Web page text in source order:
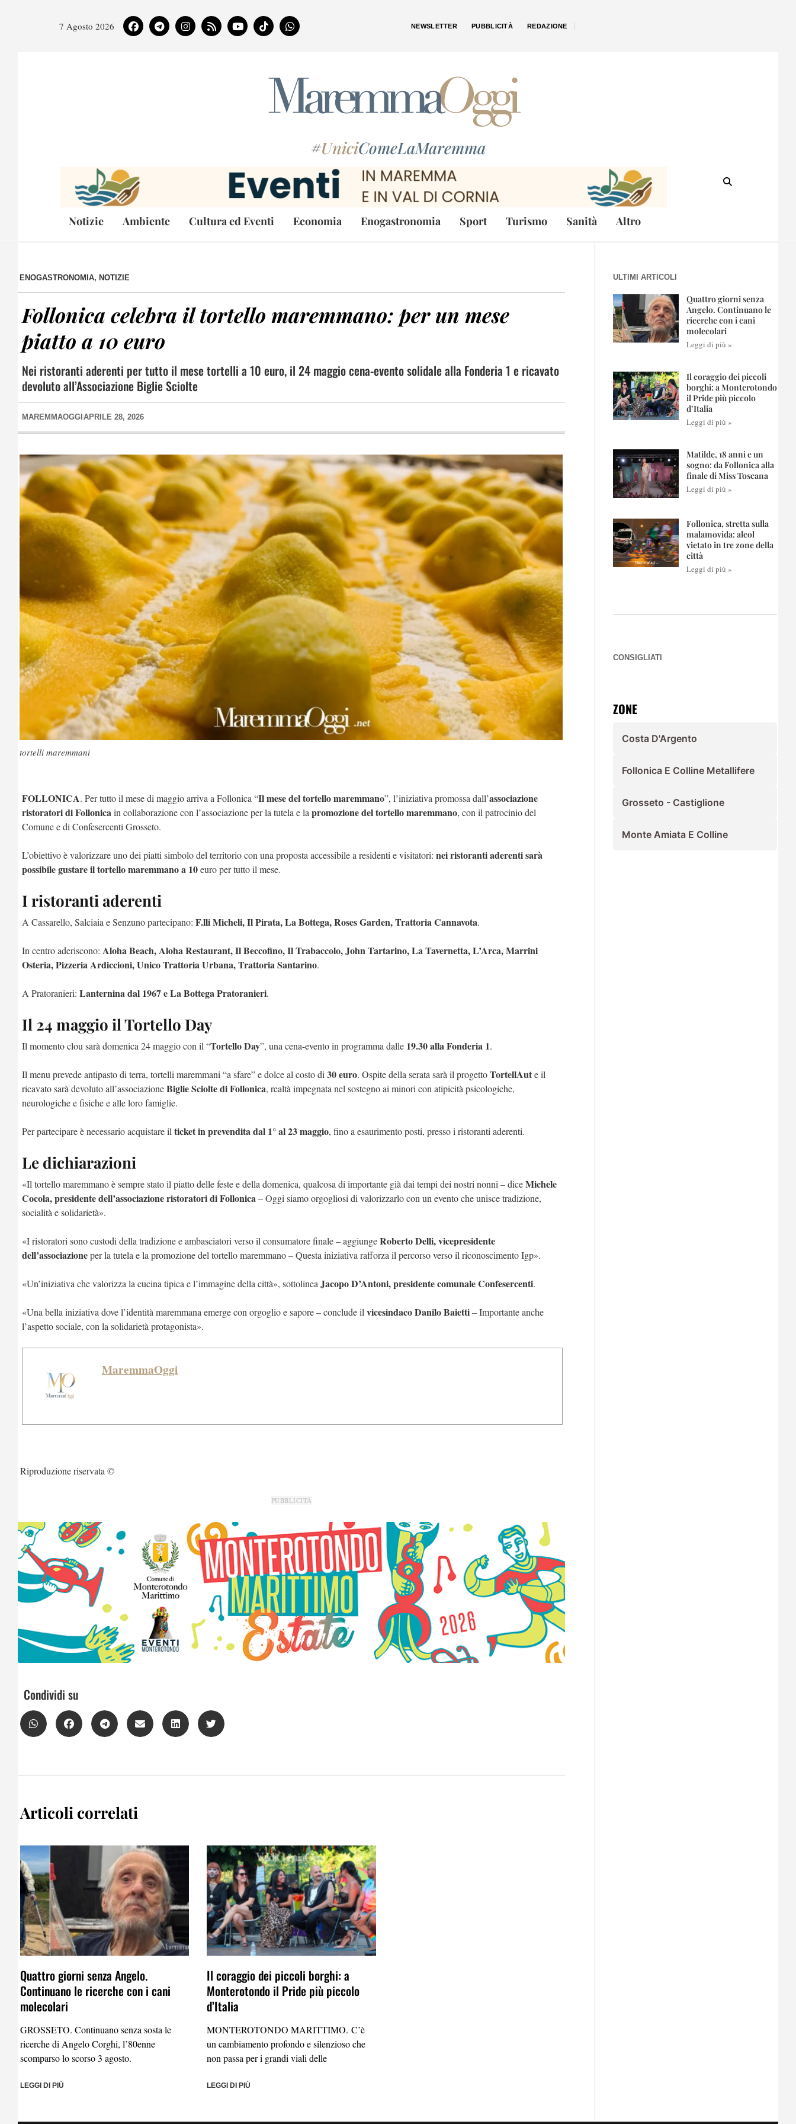
7 Agosto 2026 NEWSLETTER PUBBLICITÀ REDAZIONE
#UniciComeLaMaremma
Notizie Ambiente Cultura ed Eventi Economia Enogastronomia Sport Turismo Sanità Altro
ENOGASTRONOMIA, NOTIZIE
Follonica celebra il tortello maremmano: per un mese
piatto a 10 euro
Nei ristoranti aderenti per tutto il mese tortelli a 10 euro, il 24 maggio cena-evento solidale alla Fonderia 1 e ricavato
devoluto all’Associazione Biglie Sciolte
MAREMMAOGGI APRILE 28, 2026
tortelli maremmani
FOLLONICA. Per tutto il mese di maggio arriva a Follonica “Il mese del tortello maremmano”, l’iniziativa promossa dall’associazione
ristoratori di Follonicain collaborazione con l’associazione per la tutela e la promozione del tortello maremmano, con il patrocinio del
Comune e di Confesercenti Grosseto.
L’obiettivo è valorizzare uno dei piatti simbolo del territorio con una proposta accessibile a residenti e visitatori: nei ristoranti aderenti sarà
possibile gustare il tortello maremmano a 10euro per tutto il mese.
I ristoranti aderenti
A Cassarello, Salciaia e Senzuno partecipano: F.lli Micheli, Il Pirata, La Bottega, Roses Garden, Trattoria Cannavota.
In centro aderiscono: Aloha Beach, Aloha Restaurant, Il Beccofino, Il Trabaccolo, John Tartarino, La Tavernetta, L’Arca, Marrini
Osteria, Pizzeria Ardiccioni, Unico Trattoria Urbana, Trattoria Santarino.
A Pratoranieri: Lanternina dal 1967 e La Bottega Pratoranieri.
Il 24 maggio il Tortello Day
Il momento clou sarà domenica 24 maggio con il “Tortello Day”, una cena-evento in programma dalle 19.30 alla Fonderia 1.
Il menu prevede antipasto di terra, tortelli maremmani “a sfare” e dolce al costo di 30 euro. Ospite della serata sarà il progettoTortellAute il
ricavato sarà devoluto all’associazioneBiglie Sciolte di Follonica, realtà impegnata nel sostegno ai minori con atipicità psicologiche,
neurologiche e fisiche e alle loro famiglie.
Per partecipare è necessario acquistare il ticket in prevendita dal 1° al 23 maggio, fino a esaurimento posti, presso i ristoranti aderenti.
Le dichiarazioni
«Il tortello maremmano è sempre stato il piatto delle feste e della domenica, qualcosa di importante già dai tempi dei nostri nonni – diceMichele
Cocola, presidente dell’associazione ristoratori di Follonica– Oggi siamo orgogliosi di valorizzarlo con un evento che unisce tradizione,
socialità e solidarietà».
«I ristoratori sono custodi della tradizione e ambasciatori verso il consumatore finale – aggiungeRoberto Delli, vicepresidente
dell’associazioneper la tutela e la promozione del tortello maremmano – Questa iniziativa rafforza il percorso verso il riconoscimento Igp».
«Un’iniziativa che valorizza la cucina tipica e l’immagine della città», sottolinea Jacopo D’Antoni, presidente comunale Confesercenti.
«Una bella iniziativa dove l’identità maremmana emerge con orgoglio e sapore – conclude il vicesindaco Danilo Baietti– Importante anche
l’aspetto sociale, con la solidarietà protagonista».
MaremmaOggi
Riproduzione riservata ©
PUBBLICITÀ
Condividi su
Articoli correlati
Quattro giorni senza Angelo.
Continuano le ricerche con i cani
molecolari
GROSSETO. Continuano senza sosta le
ricerche di Angelo Corghi, l’80enne
scomparso lo scorso 3 agosto.
LEGGI DI PIÙ
Il coraggio dei piccoli borghi: a
Monterotondo il Pride più piccolo
d’Italia
MONTEROTONDO MARITTIMO. C’è
un cambiamento profondo e silenzioso che
non passa per i grandi viali delle
LEGGI DI PIÙ
ULTIMI ARTICOLI
Quattro giorni senza
Angelo. Continuano le
ricerche con i cani
molecolari
Leggi di più »
Il coraggio dei piccoli
borghi: a Monterotondo
il Pride più piccolo
d’Italia
Leggi di più »
Matilde, 18 anni e un
sogno: da Follonica alla
finale di Miss Toscana
Leggi di più »
Follonica, stretta sulla
malamovida: alcol
vietato in tre zone della
città
Leggi di più »
CONSIGLIATI
ZONE
Costa D'Argento
Follonica E Colline Metallifere
Grosseto - Castiglione
Monte Amiata E Colline